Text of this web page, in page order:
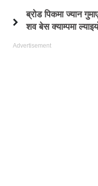
ब्रोड पिकमा ज्यान
शव बेस क्याम्पमा